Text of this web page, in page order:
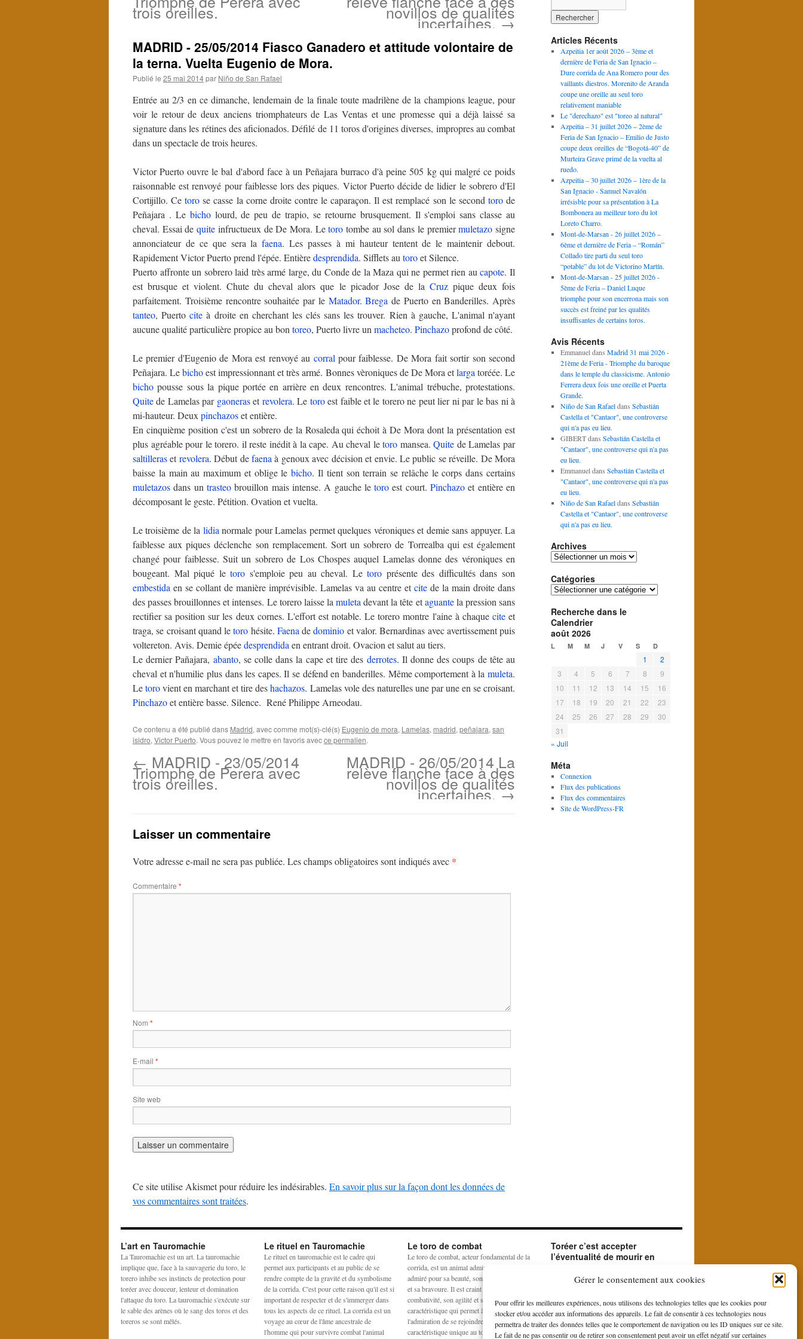
Gérer le consentement aux cookies
Pour offrir les meilleures expériences, nous utilisons des technologies telles que les cookies pour
stocker et/ou accéder aux informations des appareils. Le fait de consentir à ces technologies nous
permettra de traiter des données telles que le comportement de navigation ou les ID uniques sur ce site.
Le fait de ne pas consentir ou de retirer son consentement peut avoir un effet négatif sur certaines
trois oreilles. novillos de qualités
incertaines.→
MADRID - 25/05/2014 Fiasco Ganadero et attitude volontaire de
la terna. Vuelta Eugenio de Mora.
Publié le 25 mai 2014par Niño de San Rafael
Entrée au 2/3 en ce dimanche, lendemain de la finale toute madrilène de la champions league, pour
voir le retour de deux anciens triomphateurs de Las Ventas et une promesse qui a déjà laissé sa
signature dans les rétines des aficionados. Défilé de 11 toros d'origines diverses, impropres au combat
dans un spectacle de trois heures.
Victor Puerto ouvre le bal d'abord face à un Peñajara burraco d'à peine 505 kg qui malgré ce poids
raisonnable est renvoyé pour faiblesse lors des piques. Victor Puerto décide de lidier le sobrero d'El
Cortijillo. Cetoro se casse la corne droite contre le caparaçon. Il est remplacé son le second torode
Peñajara . Le bicholourd, de peu de trapio, se retourne brusquement. Il s'emploi sans classe au
cheval. Essai dequite infructueux de De Mora. Letoro tombe au sol dans le premiermuletazo signe
annonciateur de ce que sera lafaena. Les passes à mi hauteur tentent de le maintenir debout.
Rapidement Victor Puerto prend l'épée. Entièredesprendida. Sifflets au toroet Silence.
Puerto affronte un sobrero laid très armé large, du Conde de la Maza qui ne permet rien aucapote. Il
est brusque et violent. Chute du cheval alors que le picador Jose de la Cruzpique deux fois
parfaitement. Troisième rencontre souhaitée par le Matador.Brega de Puerto en Banderilles. Après
tanteo, Puertocite à droite en cherchant les clés sans les trouver. Rien à gauche, L'animal n'ayant
aucune qualité particulière propice au bon toreo, Puerto livre un macheteo. Pinchazoprofond de côté.
Le premier d'Eugenio de Mora est renvoyé au corral pour faiblesse. De Mora fait sortir son second
Peñajara. Lebichoest impressionnant et très armé. Bonnes vèroniques de De Mora etlarga toréée. Le
bicho pousse sous la pique portée en arrière en deux rencontres. L'animal trébuche, protestations.
Quitede Lamelas par gaonerasetrevolera. Le toroest faible et le torero ne peut lier ni par le bas ni à
mi-hauteur. Deux pinchazoset entière.
En cinquième position c'est un sobrero de la Rosaleda qui échoit à De Mora dont la présentation est
plus agréable pour le torero. il reste inédit à la cape. Au cheval letoro mansea.Quite de Lamelas par
saltillerasetrevolera. Début defaena à genoux avec décision et envie. Le public se réveille. De Mora
baisse la main au maximum et oblige lebicho. Il tient son terrain se relâche le corps dans certains
muletazos dans un trasteobrouillon mais intense. A gauche letoro est court.Pinchazo et entière en
décomposant le geste. Pétition. Ovation et vuelta.
Le troisième de la lidia normale pour Lamelas permet quelques véroniques et demie sans appuyer. La
faiblesse aux piques déclenche son remplacement. Sort un sobrero de Torrealba qui est également
changé pour faiblesse. Suit un sobrero de Los Chospes auquel Lamelas donne des véroniques en
bougeant. Mal piqué letoro s'emploie peu au cheval. Letoro présente des difficultés dans son
embestida en se collant de manière imprévisible. Lamelas va au centre etcite de la main droite dans
des passes brouillonnes et intenses. Le torero laisse lamuleta devant la tête etaguantela pression sans
rectifier sa position sur les deux cornes. L'effort est notable. Le torero montre l'aine à chaque citeet
traga, se croisant quand letoro hésite. Faena dedominio et valor. Bernardinas avec avertissement puis
voltereton. Avis. Demie épéedesprendida en entrant droit. Ovacion et salut au tiers.
Le dernier Pañajara, abanto, se colle dans la cape et tire des derrotes. Il donne des coups de tête au
cheval et n'humilie plus dans les capes. Il se défend en banderilles. Même comportement à la muleta.
Letorovient en marchant et tire deshachazos. Lamelas vole des naturelles une par une en se croisant.
Pinchazoet entière basse. Silence. René Philippe Arneodau.
Ce contenu a été publié dans Madrid, avec comme mot(s)-clé(s) Eugenio de mora, Lamelas, madrid, peñajara, san
isidro, Victor Puerto. Vous pouvez le mettre en favoris avecce permalien.
← MADRID - 23/05/2014
Triomphe de Perera avec
trois oreilles.
MADRID - 26/05/2014 La
relève flanche face à des
novillos de qualités
incertaines.→
Laisser un commentaire
Votre adresse e-mail ne sera pas publiée. Les champs obligatoires sont indiqués avec *
Commentaire *
Nom *
E-mail *
Site web
Ce site utilise Akismet pour réduire les indésirables. En savoir plus sur la façon dont les données de
vos commentaires sont traitées.
Articles Récents
Azpeitia 1er août 2026 – 3ème et
dernière de Feria de San Ignacio –
Dure corrida de Ana Romero pour des
vaillants diestros. Morenito de Aranda
coupe une oreille au seul toro
relativement maniable
Le "derechazo" est "toreo al natural"
Azpeitia – 31 juillet 2026 – 2ème de
Feria de San Ignacio – Emilio de Justo
coupe deux oreilles de “Bogotá-40” de
Murteira Grave primé de la vuelta al
ruedo.
Azpeitia – 30 juillet 2026 – 1ère de la
San Ignacio - Samuel Navalón
irrésisble pour sa présentation à La
Bombonera au meilleur toro du lot
Loreto Charro.
Mont-de-Marsan - 26 juillet 2026 –
6ème et dernière de Feria – “Román”
Collado tire parti du seul toro
“potable” du lot de Victorino Martín.
Mont-de-Marsan - 25 juillet 2026 -
5ème de Feria – Daniel Luque
triomphe pour son encerrona mais son
succès est freiné par les qualités
insuffisantes de certains toros.
Avis Récents
Emmanueldans Madrid 31 mai 2026 -
21ème de Feria - Triomphe du baroque
dans le temple du classicisme. Antonio
Ferrera deux fois une oreille et Puerta
Grande.
Niño de San Rafaeldans Sebastián
Castella et "Cantaor", une controverse
qui n'a pas eu lieu.
GIBERTdans Sebastián Castella et
"Cantaor", une controverse qui n'a pas
eu lieu.
Emmanueldans Sebastián Castella et
"Cantaor", une controverse qui n'a pas
eu lieu.
Niño de San Rafaeldans Sebastián
Castella et "Cantaor", une controverse
qui n'a pas eu lieu.
Archives
Archives
Catégories
Catégories
Recherche dans le
Calendrier
août 2026
L M M J V S D
1
2
3
4 5 6 7 8
9
10
11 12 13 14 15
16
17
18 19 20 21 22
23
24
25 26 27 28 29
30
31
« Juil
Méta
Connexion
Flux des publications
Flux des commentaires
Site de WordPress-FR
L’art en Tauromachie
La Tauromachie est un art. La tauromachie
implique que, face à la sauvagerie du toro, le
torero inhibe ses instincts de protection pour
toréer avec douceur, lenteur et domination
l'attaque du toro. La tauromachie s'exécute sur
le sable des arènes où le sang des toros et des
toreros se sont mêlés.
Le rituel en Tauromachie
Le rituel en tauromachie est le cadre qui
permet aux participants et au public de se
rendre compte de la gravité et du symbolisme
de la corrida. C'est pour cette raison qu'il est si
important de respecter et de s'immerger dans
tous les aspects de ce rituel. La corrida est un
voyage au cœur de l'âme ancestrale de
l'homme qui pour survivre combat l'animal
Le toro de combat
Le toro de combat, acteur fondamental de la
corrida, est un animal admiré et craint. Il est
admiré pour sa beauté, son harmonie physique
et sa bravoure. Il est craint pour sa
combativité, son agilité et sa force. La
caractéristique qui permet à la crainte et à
l'admiration de se rejoindre est la noblesse,
caractéristique unique au toro de combat. En
Toréer c’est accepter
l’éventualité de mourir en
Le matador accepte en toréant l'éventualité de
beau et du sublime que le contraste entre la
force et la bravoure du toro et la douce
gestuelle du toreo, fait naître du rituel de la
corrida.